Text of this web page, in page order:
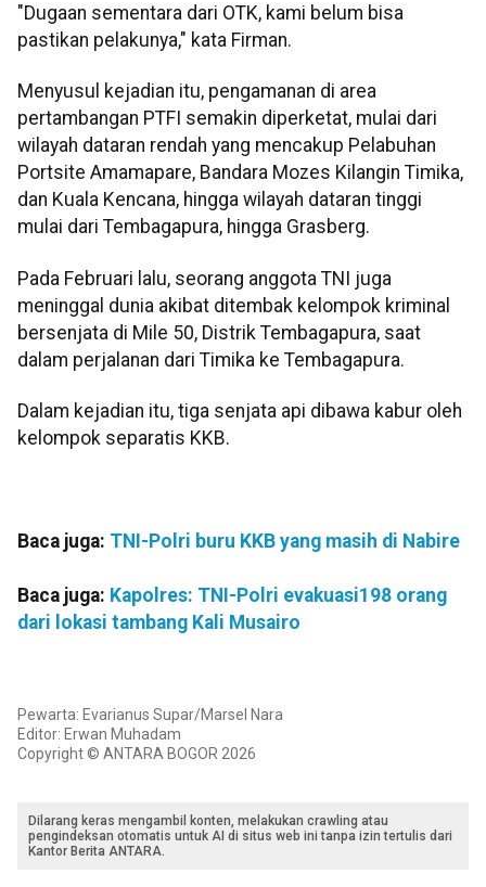
"Dugaan sementara dari OTK, kami belum bisa
pastikan pelakunya," kata Firman.
Menyusul kejadian itu, pengamanan di area
pertambangan PTFI semakin diperketat, mulai dari
wilayah dataran rendah yang mencakup Pelabuhan
Portsite Amamapare, Bandara Mozes Kilangin Timika,
dan Kuala Kencana, hingga wilayah dataran tinggi
mulai dari Tembagapura, hingga Grasberg.
Pada Februari lalu, seorang anggota TNI juga
meninggal dunia akibat ditembak kelompok kriminal
bersenjata di Mile 50, Distrik Tembagapura, saat
dalam perjalanan dari Timika ke Tembagapura.
Dalam kejadian itu, tiga senjata api dibawa kabur oleh
kelompok separatis KKB.
Baca juga: TNI-Polri buru KKB yang masih di Nabire
Baca juga: Kapolres: TNI-Polri evakuasi198 orang
dari lokasi tambang Kali Musairo
Pewarta: Evarianus Supar/Marsel Nara
Editor: Erwan Muhadam
Copyright © ANTARA BOGOR 2026
Dilarang keras mengambil konten, melakukan crawling atau
pengindeksan otomatis untuk AI di situs web ini tanpa izin tertulis dari
Kantor Berita ANTARA.